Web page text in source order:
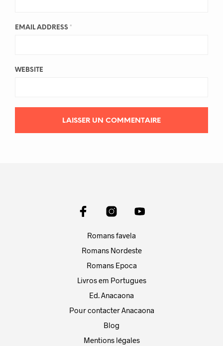
EMAIL ADDRESS *
WEBSITE
Romans favela
Romans Nordeste
Romans Epoca
Livros em Portugues
Ed. Anacaona
Pour contacter Anacaona
Blog
Mentions légales